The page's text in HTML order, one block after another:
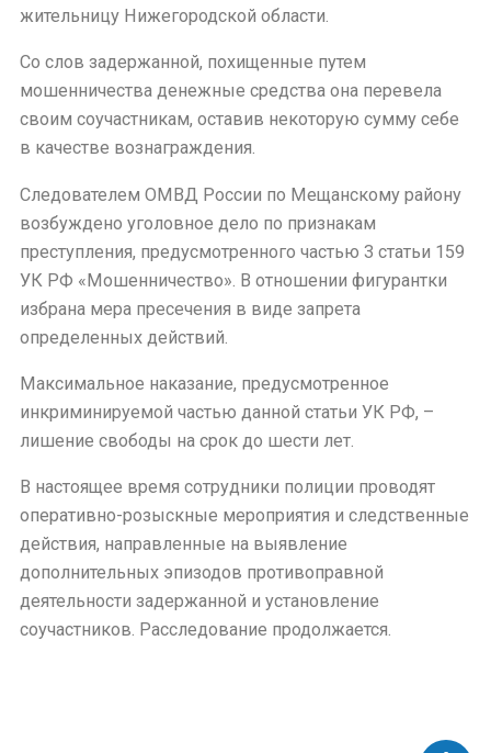
жительницу Нижегородской области.
Со слов задержанной, похищенные путем
мошенничества денежные средства она перевела
своим соучастникам, оставив некоторую сумму себе
в качестве вознаграждения.
Следователем ОМВД России по Мещанскому району
возбуждено уголовное дело по признакам
преступления, предусмотренного частью 3 статьи 159
УК РФ «Мошенничество». В отношении фигурантки
избрана мера пресечения в виде запрета
определенных действий.
Максимальное наказание, предусмотренное
инкриминируемой частью данной статьи УК РФ, –
лишение свободы на срок до шести лет.
В настоящее время сотрудники полиции проводят
оперативно-розыскные мероприятия и следственные
действия, направленные на выявление
дополнительных эпизодов противоправной
деятельности задержанной и установление
соучастников. Расследование продолжается.